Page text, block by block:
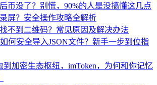
币没了？别慌，90%的人是没搞懂这几点
屏？安全操作攻略全解析
不到二维码？常见原因及解决办法
何安全导入JSON文件？新手一步到位指
到加密生态枢纽，imToken，为何和你记忆